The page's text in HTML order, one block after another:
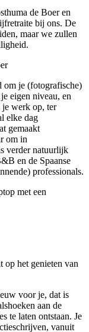
de Boer en
bij ons. De
maar we zullen
om je (fotografische)
eigen niveau, en
je werk op, ter
elke dag
gemaakt
om in
verder natuurlijk
en de Spaanse
professionals.
met een
op het genieten van
voor je, dat is
aan de
te laten ontstaan. Je
vanuit